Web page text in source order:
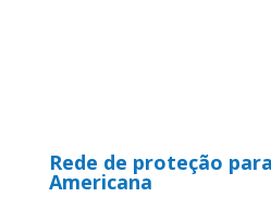
Rede de proteção
Americana